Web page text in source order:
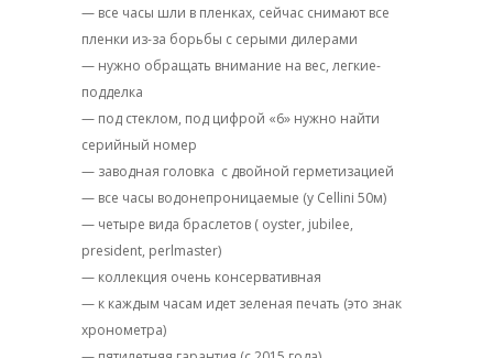
— все часы шли в пленках, сейчас снимают все
пленки из-за борьбы с серыми дилерами
— нужно обращать внимание на вес, легкие-
подделка
— под стеклом, под цифрой «6» нужно найти
серийный номер
— заводная головка с двойной герметизацией
— все часы водонепроницаемые (у Cellini 50м)
— четыре вида браслетов ( oyster, jubilee,
president, perlmaster)
— коллекция очень консервативная
— к каждым часам идет зеленая печать (это знак
хронометра)